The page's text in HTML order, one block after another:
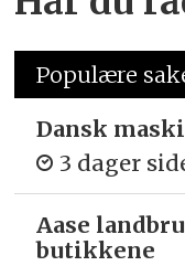
Populære
Dansk
3 dager
Aase
butikkene